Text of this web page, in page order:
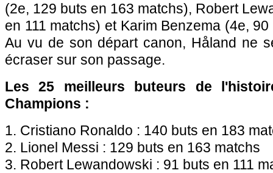
(2e, 129 buts en 163 matchs), Robert
en 111 matchs) et Karim Benzema (4e,
Au vu de son départ canon, Håland ne
écraser sur son passage.
Les 25 meilleurs buteurs de
Champions :
1. Cristiano Ronaldo : 140 buts en 183
2. Lionel Messi : 129 buts en 163 matchs
3. Robert Lewandowski : 91 buts en 111